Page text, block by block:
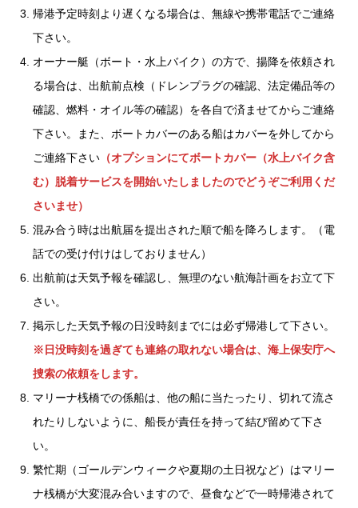
帰港予定時刻より遅くなる場合は、無線や携帯電話でご連絡
下さい。
オーナー艇（ボート・水上バイク）の方で、揚降を依頼され
る場合は、出航前点検（ドレンプラグの確認、法定備品等の
確認、燃料・オイル等の確認）を各自で済ませてからご連絡
下さい。また、ボートカバーのある船はカバーを外してから
ご連絡下さい （オプションにてボートカバー（水上バイク含
む）脱着サービスを開始いたしましたのでどうぞご利用くだ
さいませ）
混み合う時は出航届を提出された順で船を降ろします。（電
話での受け付けはしておりません）
出航前は天気予報を確認し、無理のない航海計画をお立て下
さい。
掲示した天気予報の日没時刻までには必ず帰港して下さい。
※日没時刻を過ぎても連絡の取れない場合は、海上保安庁へ
捜索の依頼をします。
マリーナ桟橋での係船は、他の船に当たったり、切れて流さ
れたりしないように、船長が責任を持って結び留めて下さ
い。
繁忙期（ゴールデンウィークや夏期の土日祝など）はマリー
ナ桟橋が大変混み合いますので、昼食などで一時帰港されて